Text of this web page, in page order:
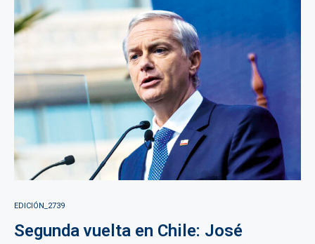
EDICIÓN_2739
Segunda vuelta en Chile: José